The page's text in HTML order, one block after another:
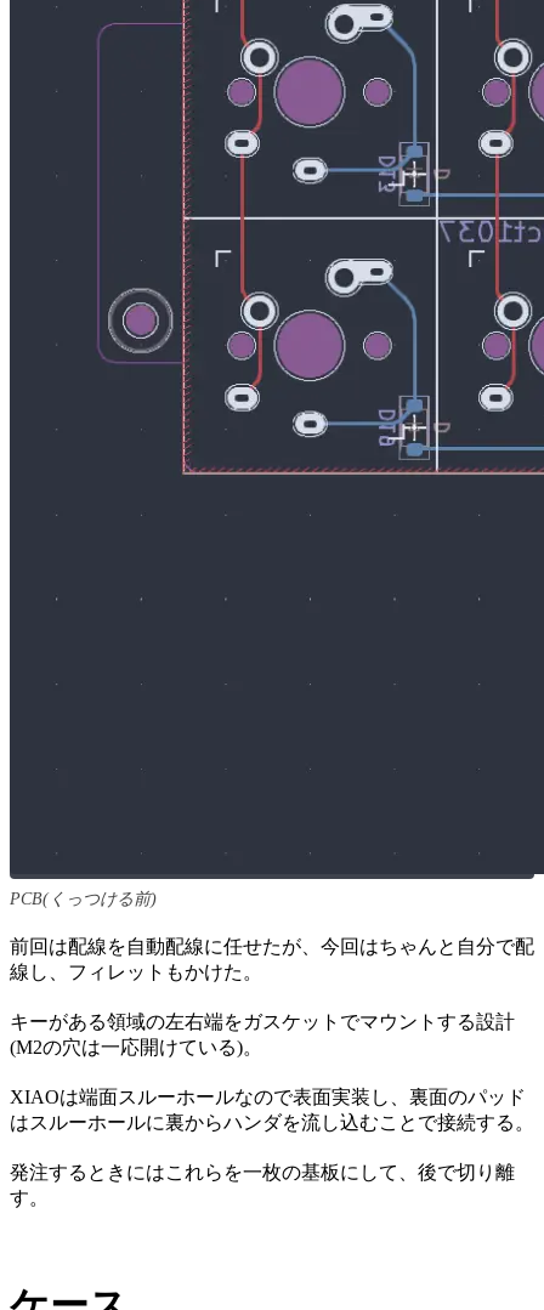
PCB(くっつける前)
前回は配線を自動配線に任せたが、今回はちゃんと自分で配
線し、フィレットもかけた。
キーがある領域の左右端をガスケットでマウントする設計
(M2の穴は一応開けている)。
XIAOは端面スルーホールなので表面実装し、裏面のパッド
はスルーホールに裏からハンダを流し込むことで接続する。
発注するときにはこれらを一枚の基板にして、後で切り離
す。